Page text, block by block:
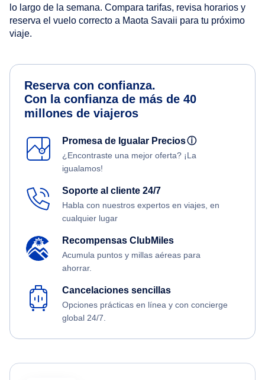
lo largo de la semana. Compara tarifas, revisa horarios y
reserva el vuelo correcto a Maota Savaii para tu próximo
viaje.
Reserva con confianza.
Con la confianza de más de 40
millones de viajeros
Promesa de Igualar Preciosⓘ
¿Encontraste una mejor oferta? ¡La
igualamos!
Soporte al cliente 24/7
Habla con nuestros expertos en viajes, en
cualquier lugar
Recompensas ClubMiles
Acumula puntos y millas aéreas para
ahorrar.
Cancelaciones sencillas
Opciones prácticas en línea y con concierge
global 24/7.